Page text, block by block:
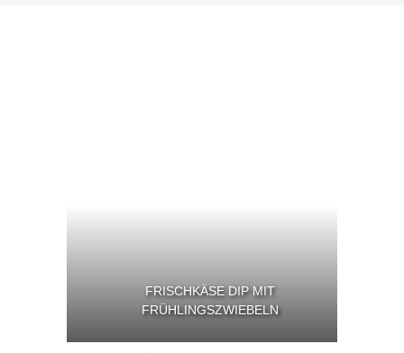
FRISCHKÄSE DIP MIT
FRÜHLINGSZWIEBELN